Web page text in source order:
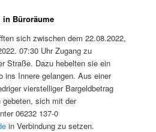
in Büroräume
sich zwischen dem 22.08.2022,
07:30 Uhr Zugang zu
Straße. Dazu hebelten sie ein
ins Innere gelangen. Aus einer
vierstelliger Bargeldbetrag
gebeten, sich mit der
06232 137-0
in Verbindung zu setzen.